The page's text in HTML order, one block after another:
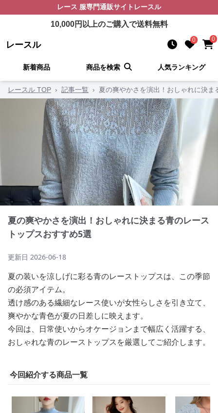
レース 服専門通販サイト レースル
10,000円以上のご購入で送料無料
レースル 0 0
新着商品 商品を検索 人気ランキング
レースル TOP › 記事一覧 › 夏の爽やかさを演出！おしゃれに決
夏の爽やかさを演出！おしゃれに決まる青のレース
トップスおすすめ5選
更新日 2026-06-18
夏の装いを涼しげに彩る青のレーストップスは、この季節
の必須アイテム。
透け感のある繊細なレース使いが女性らしさを引き立て、
爽やかな青色が夏の日差しに映えます。
今回は、日常使いからオケージョンまで幅広く活躍する、
おしゃれな青のレーストップスを厳選してご紹介します。
今回紹介する商品一覧